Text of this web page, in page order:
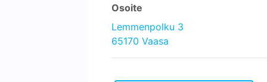
Osoite
Lemmenpolku 3
65170 Vaasa